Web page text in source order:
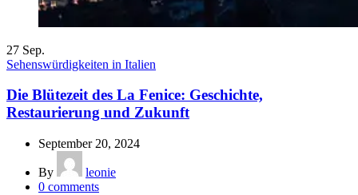
27 Sep.
Sehenswürdigkeiten in Italien
Die Blütezeit des La Fenice: Geschichte,
Restaurierung und Zukunft
September 20, 2024
By
leonie
0 comments